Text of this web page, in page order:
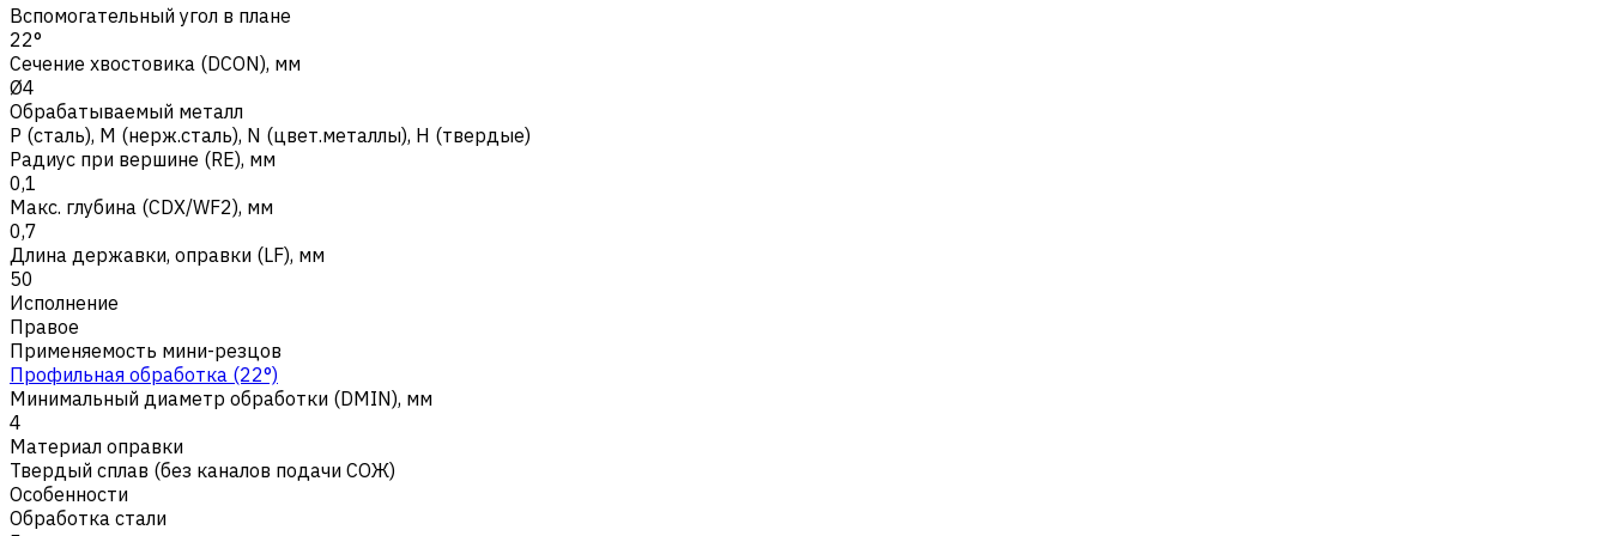
Вспомогательный угол в плане
22°
Сечение хвостовика (DCON), мм
Ø4
Обрабатываемый металл
Р (сталь), M (нерж.сталь), N (цвет.металлы), H (твердые)
Радиус при вершине (RE), мм
0,1
Макс. глубина (CDX/WF2), мм
0,7
Длина державки, оправки (LF), мм
50
Исполнение
Правое
Применяемость мини-резцов
Профильная обработка (22°)
Минимальный диаметр обработки (DMIN), мм
4
Материал оправки
Твердый сплав (без каналов подачи СОЖ)
Особенности
Обработка стали